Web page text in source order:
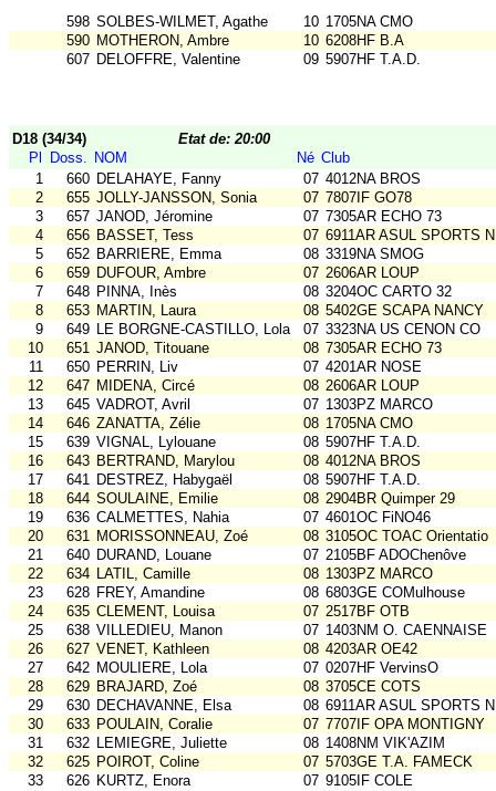
598 SOLBES-WILMET, Agathe 10 1705NA CMO
590 MOTHERON, Ambre 10 6208HF B.A
607 DELOFFRE, Valentine 09 5907HF T.A.D.
D18 (34/34)
Etat de: 20:00
Pl
Doss. NOM Né Club
1
660 DELAHAYE, Fanny 07 4012NA BROS
2
655 JOLLY-JANSSON, Sonia 07 7807IF GO78
3
657 JANOD, Jéromine 07 7305AR ECHO 73
4
656 BASSET, Tess 07 6911AR ASUL SPORTS
5
652 BARRIERE, Emma 08 3319NA SMOG
6
659 DUFOUR, Ambre 07 2606AR LOUP
7
648 PINNA, Inès 08 3204OC CARTO 32
8
653 MARTIN, Laura 08 5402GE SCAPA NANCY
9
649 LE BORGNE-CASTILLO, Lola 07 3323NA US CENON CO
10
651 JANOD, Titouane 08 7305AR ECHO 73
11
650 PERRIN, Liv 07 4201AR NOSE
12
647 MIDENA, Circé 08 2606AR LOUP
13
645 VADROT, Avril 07 1303PZ MARCO
14
646 ZANATTA, Zélie 08 1705NA CMO
15
639 VIGNAL, Lylouane 08 5907HF T.A.D.
16
643 BERTRAND, Marylou 08 4012NA BROS
17
641 DESTREZ, Habygaël 08 5907HF T.A.D.
18
644 SOULAINE, Emilie 08 2904BR Quimper 29
19
636 CALMETTES, Nahia 07 4601OC FiNO46
20
631 MORISSONNEAU, Zoé 08 3105OC TOAC Orientatio
21
640 DURAND, Louane 07 2105BF ADOChenôve
22
634 LATIL, Camille 08 1303PZ MARCO
23
628 FREY, Amandine 08 6803GE COMulhouse
24
635 CLEMENT, Louisa 07 2517BF OTB
25
638 VILLEDIEU, Manon 07 1403NM O. CAENNAISE
26
627 VENET, Kathleen 08 4203AR OE42
27
642 MOULIERE, Lola 07 0207HF VervinsO
28
629 BRAJARD, Zoé 08 3705CE COTS
29
630 DECHAVANNE, Elsa 08 6911AR ASUL SPORTS
30
633 POULAIN, Coralie 07 7707IF OPA MONTIGNY
31
632 LEMIEGRE, Juliette 08 1408NM VIK'AZIM
32
625 POIROT, Coline 07 5703GE T.A. FAMECK
33
626 KURTZ, Enora 07 9105IF COLE